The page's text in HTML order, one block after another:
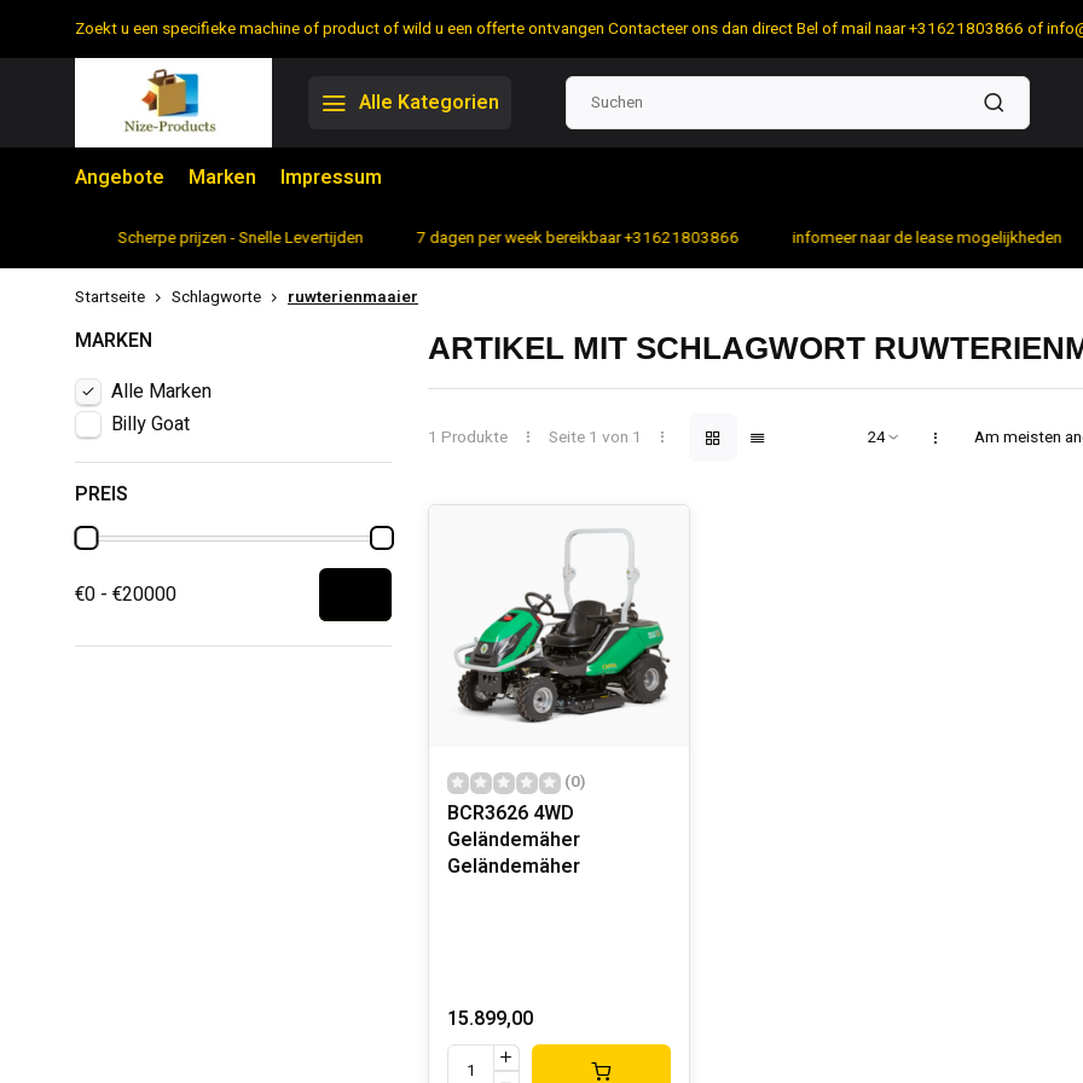
Zoekt u een specifieke machine of product of wild u een offerte ontvangen Contacteer ons dan direct Bel of mail naar +31621803866 of
Alle Kategorien
Angebote Marken Impressum
Scherpe prijzen - Snelle Levertijden 7 dagen per week bereikbaar +31621803866 infomeer naar de lease mogelijkheden
Startseite Schlagworte ruwterienmaaier
MARKEN
Alle Marken
Billy Goat
PREIS
€0 - €20000
ARTIKEL MIT SCHLAGWORT
1 Produkte Seite 1 von 1 Am meisten
(0)
BCR3626 4WD
Geländemäher
Geländemäher
15.899,00